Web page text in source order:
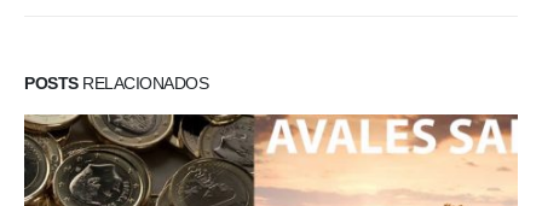
POSTSRELACIONADOS